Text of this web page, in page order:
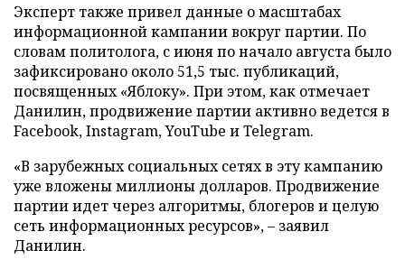
Эксперт также привел данные о масштабах
информационной кампании вокруг партии. По
словам политолога, с июня по начало августа было
зафиксировано около 51,5 тыс. публикаций,
посвященных «Яблоку». При этом, как отмечает
Данилин, продвижение партии активно ведется в
Facebook, Instagram, YouTube и Telegram.
«В зарубежных социальных сетях в эту кампанию
уже вложены миллионы долларов. Продвижение
партии идет через алгоритмы, блогеров и целую
сеть информационных ресурсов», – заявил
Данилин.